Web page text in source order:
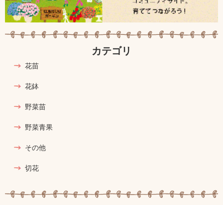
カテゴリ
花苗
花鉢
野菜苗
野菜青果
その他
切花